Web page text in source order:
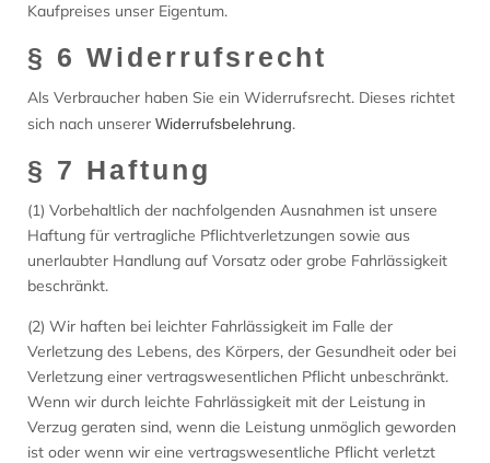
Kaufpreises unser Eigentum.
§ 6 Widerrufsrecht
Als Verbraucher haben Sie ein Widerrufsrecht. Dieses richtet
sich nach unserer Widerrufsbelehrung.
§ 7 Haftung
(1) Vorbehaltlich der nachfolgenden Ausnahmen ist unsere
Haftung für vertragliche Pflichtverletzungen sowie aus
unerlaubter Handlung auf Vorsatz oder grobe Fahrlässigkeit
beschränkt.
(2) Wir haften bei leichter Fahrlässigkeit im Falle der
Verletzung des Lebens, des Körpers, der Gesundheit oder bei
Verletzung einer vertragswesentlichen Pflicht unbeschränkt.
Wenn wir durch leichte Fahrlässigkeit mit der Leistung in
Verzug geraten sind, wenn die Leistung unmöglich geworden
ist oder wenn wir eine vertragswesentliche Pflicht verletzt